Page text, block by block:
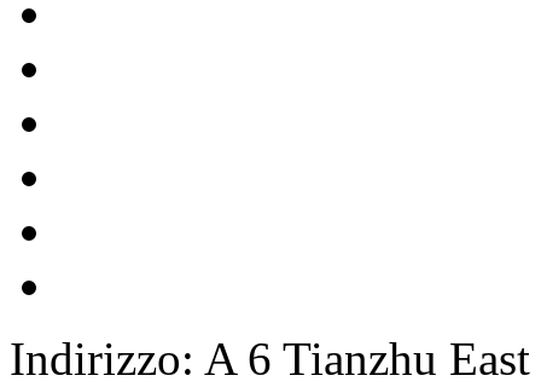
Indirizzo: A 6 Tianzhu